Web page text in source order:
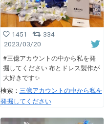
1451
334
2023/03/20
#三億アカウントの中から私を発
掘してください 布とドレス製作が
大好きです✨️
検索： 三億アカウントの中から私を
発掘してください